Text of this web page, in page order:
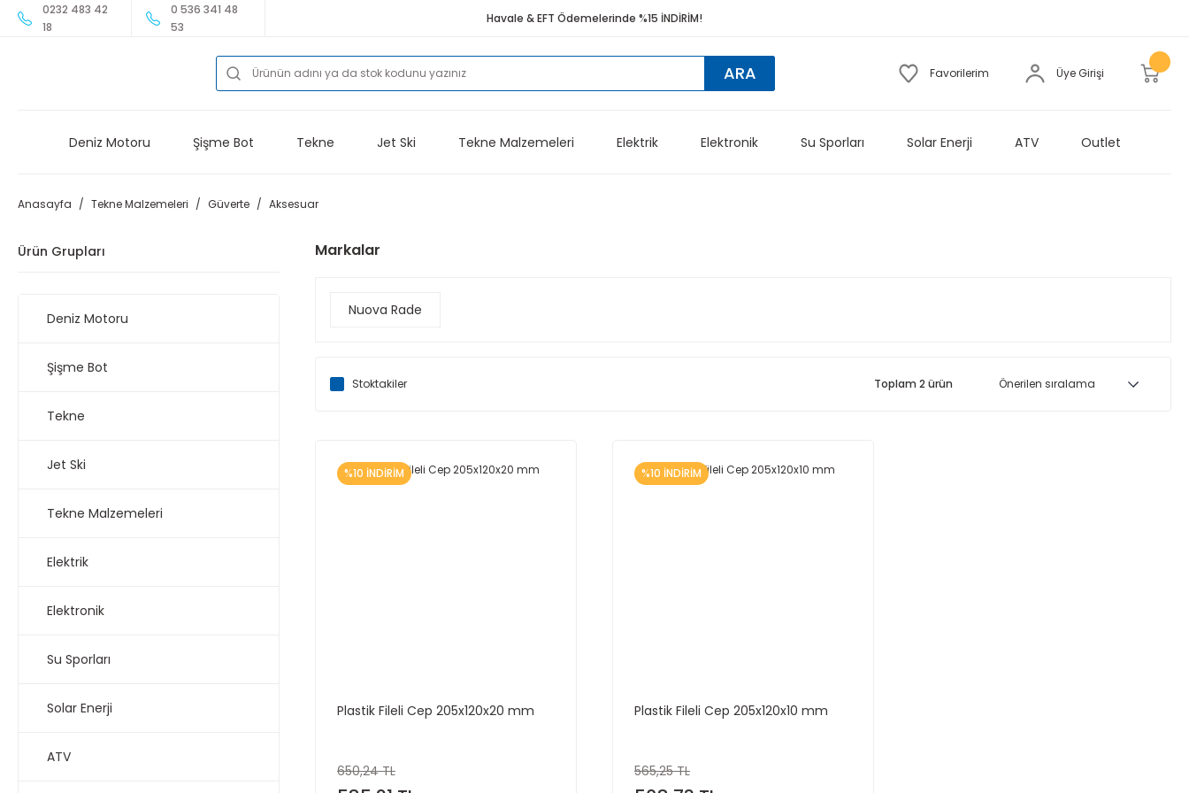
0232 483 42
18
0 536 341 48
53
Havale & EFT Ödemelerinde %15 İNDİRİM!
ARA Favorilerim Üye Girişi
Deniz Motoru Şişme Bot Tekne Jet Ski Tekne Malzemeleri Elektrik Elektronik Su Sporları Solar Enerji ATV Outlet
Anasayfa Tekne Malzemeleri Güverte Aksesuar
Ürün Grupları
Deniz Motoru
Şişme Bot
Tekne
Jet Ski
Tekne Malzemeleri
Elektrik
Elektronik
Su Sporları
Solar Enerji
ATV
Markalar
Nuova Rade
Stoktakiler Toplam 2 ürün
%10 İNDİRİM
Plastik Fileli Cep 205x120x20 mm
650,24 TL
%10 İNDİRİM
Plastik Fileli Cep 205x120x10 mm
565,25 TL